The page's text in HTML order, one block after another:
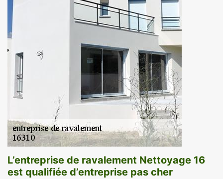
L’entreprise de ravalement Nettoyage 16
est qualifiée d’entreprise pas cher